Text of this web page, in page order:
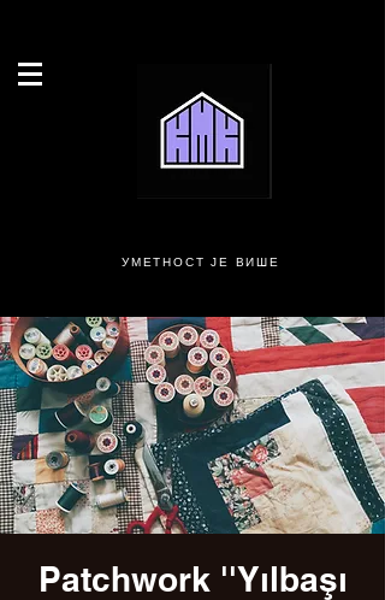
УМЕТНОСТ ЈЕ ВИШЕ
Patchwork ''Yılbaşı